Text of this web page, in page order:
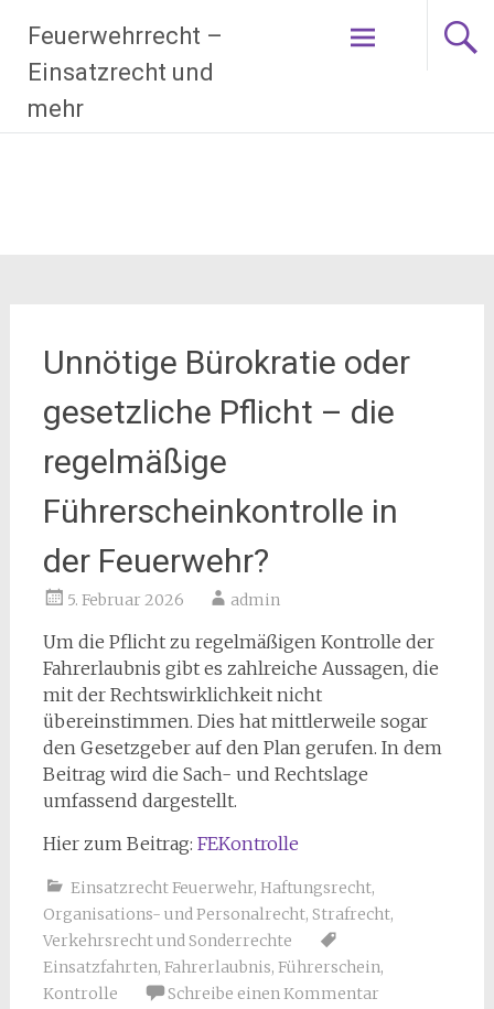
Inhalt
springen
Feuerwehrrecht –
Einsatzrecht und
mehr
Unnötige Bürokratie oder
gesetzliche Pflicht – die
regelmäßige
Führerscheinkontrolle in
der Feuerwehr?
5. Februar 2026 admin
Um die Pflicht zu regelmäßigen Kontrolle der
Fahrerlaubnis gibt es zahlreiche Aussagen, die
mit der Rechtswirklichkeit nicht
übereinstimmen. Dies hat mittlerweile sogar
den Gesetzgeber auf den Plan gerufen. In dem
Beitrag wird die Sach- und Rechtslage
umfassend dargestellt.
Hier zum Beitrag: FEKontrolle
Einsatzrecht Feuerwehr, Haftungsrecht,
Organisations- und Personalrecht, Strafrecht,
Verkehrsrecht und Sonderrechte
Einsatzfahrten, Fahrerlaubnis, Führerschein,
Kontrolle
Schreibe einen Kommentar